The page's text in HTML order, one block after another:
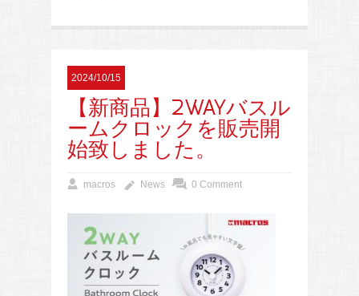
2024/10/15
【新商品】2WAYバスル
ームクロックを販売開
始致しました。
macros News 0 Comment